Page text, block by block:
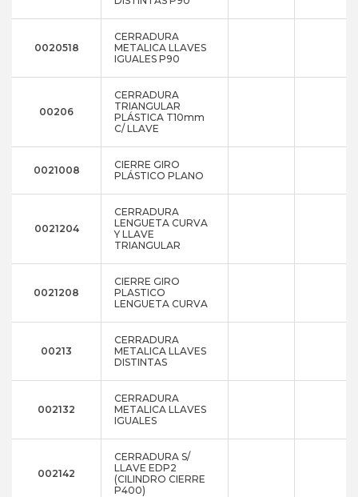
0020518
CERRADURA
METALICA LLAVES
IGUALES P90
00206
CERRADURA
TRIANGULAR
PLÁSTICA T10mm
C/ LLAVE
0021008
CIERRE GIRO
PLÁSTICO PLANO
0021204
CERRADURA
LENGUETA CURVA
Y LLAVE
TRIANGULAR
0021208
CIERRE GIRO
PLASTICO
LENGUETA CURVA
00213
CERRADURA
METALICA LLAVES
DISTINTAS
002132
CERRADURA
METALICA LLAVES
IGUALES
002142
CERRADURA S/
LLAVE EDP2
(CILINDRO CIERRE
P400)